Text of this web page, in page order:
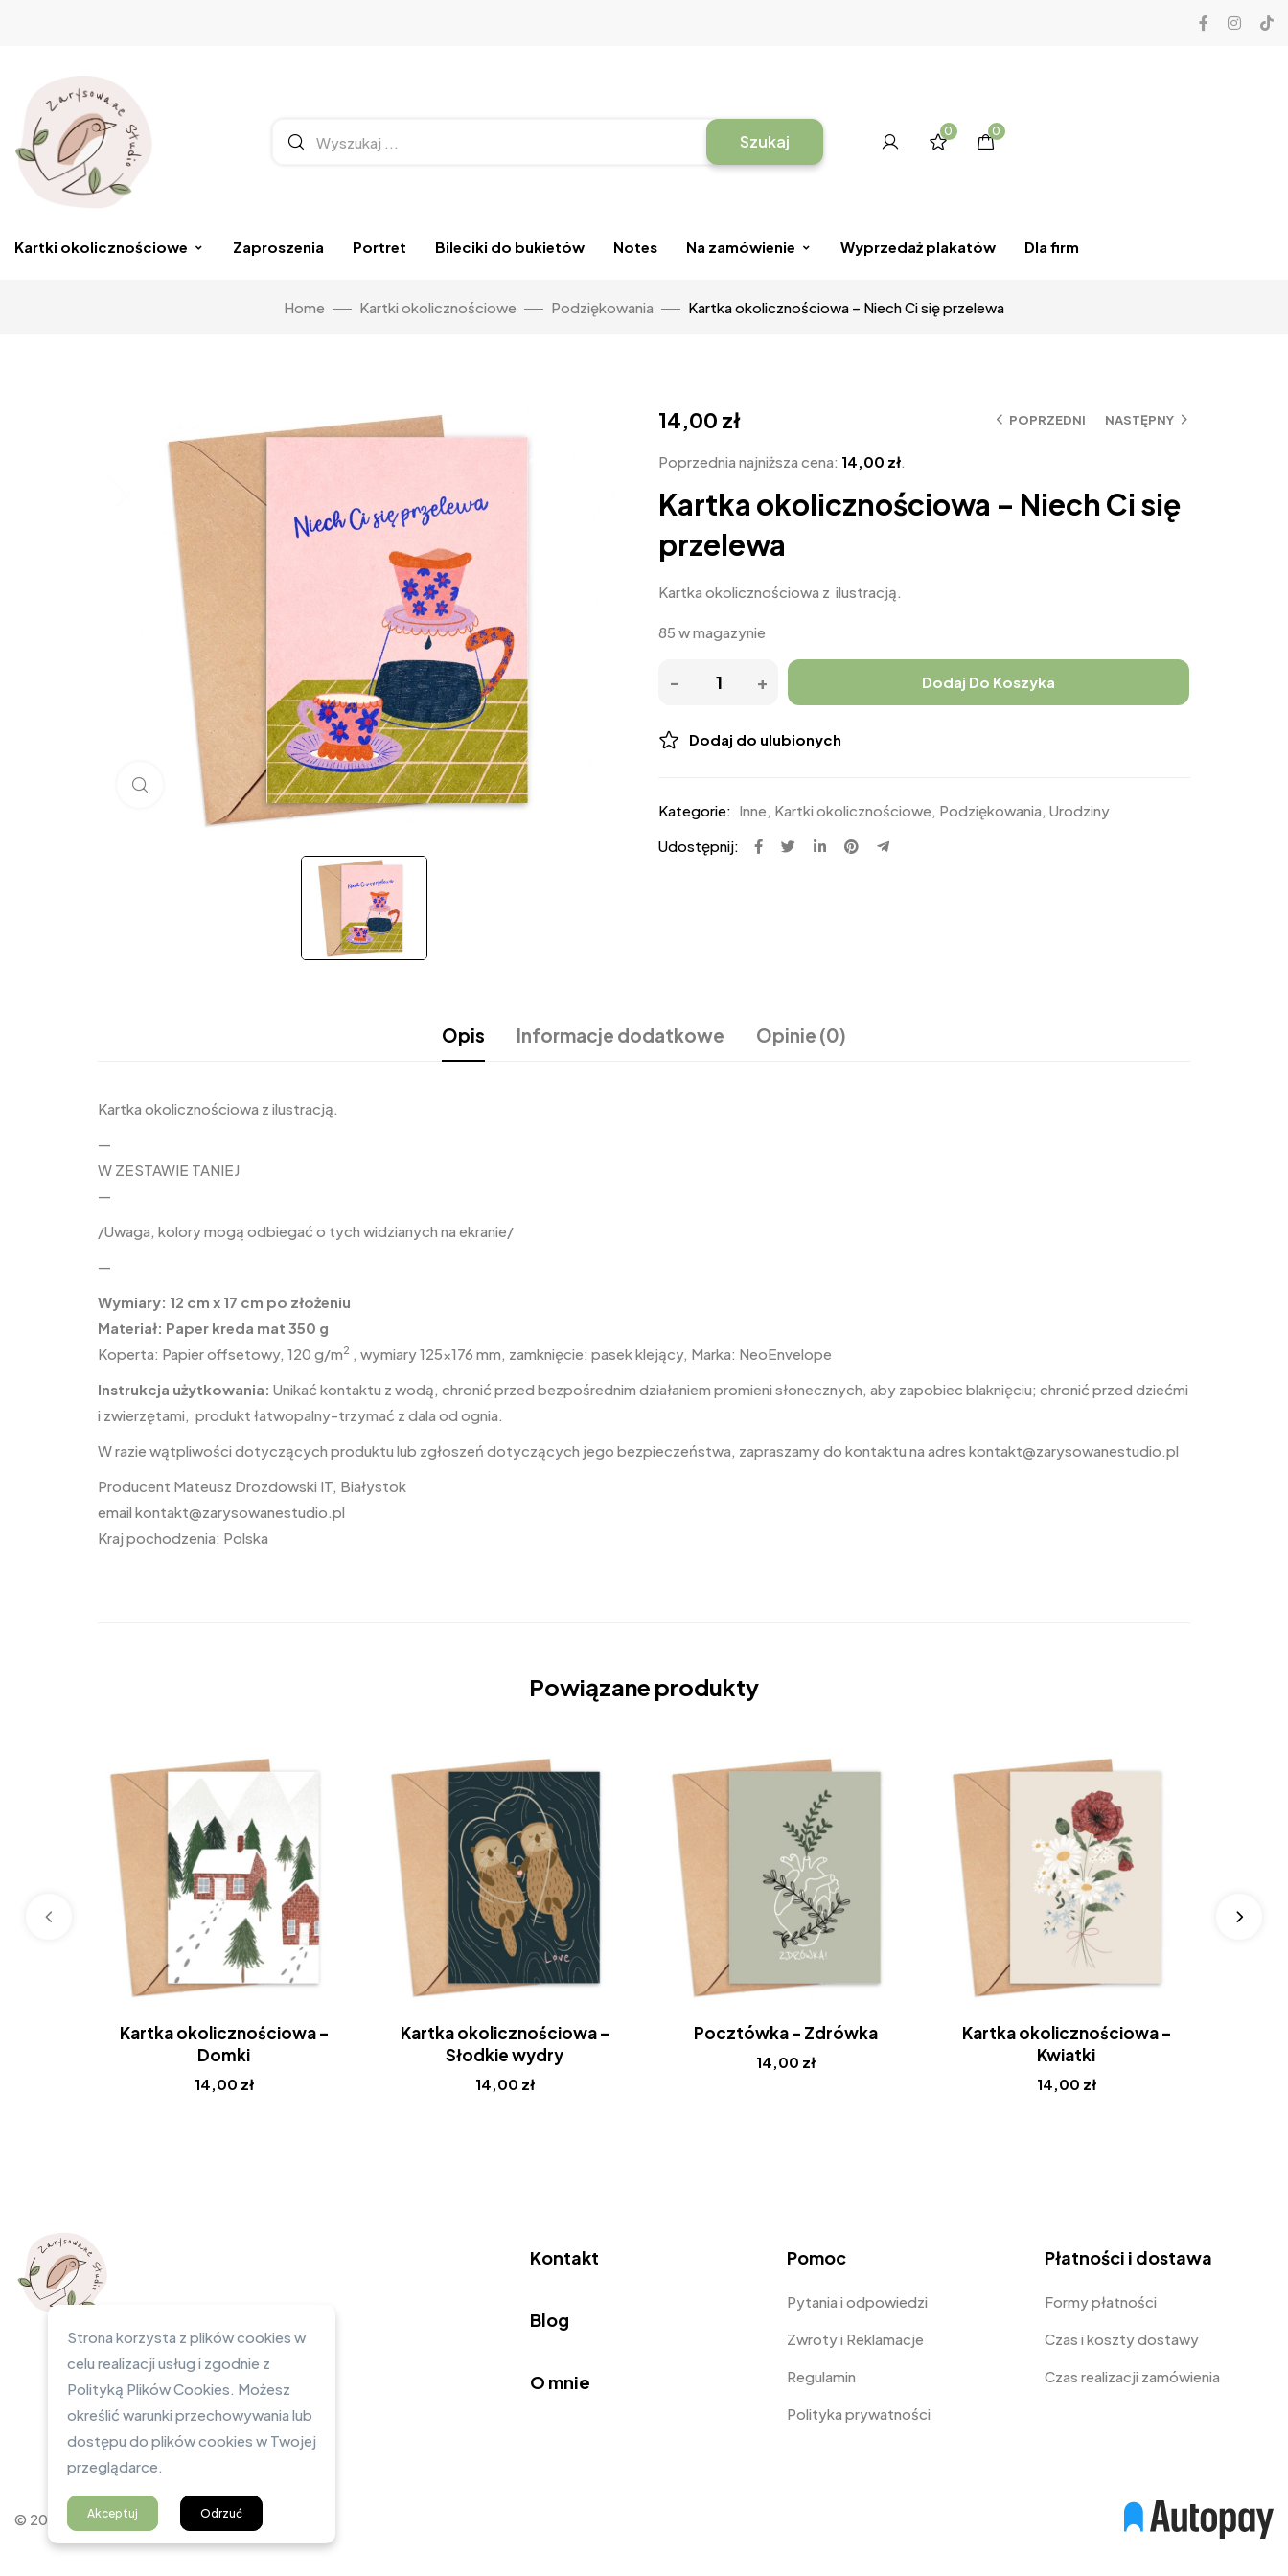
Szukaj
0 0
Kartki okolicznościowe Zaproszenia Portret Bileciki do bukietów Notes Na zamówienie Wyprzedaż plakatów Dla firm
Home Kartki okolicznościowe Podziękowania Kartka okolicznościowa – Niech Ci się przelewa
Click to enlarge
POPRZEDNI NASTĘPNY
14,00 zł
Poprzednia najniższa cena: 14,00 zł.
Kartka okolicznościowa – Niech Ci się
przelewa
Kartka okolicznościowa z ilustracją.
85 w magazynie
Dodaj Do Koszyka
Dodaj do ulubionych
Kategorie: Inne, Kartki okolicznościowe, Podziękowania, Urodziny
Udostępnij:
Opis Informacje dodatkowe Opinie (0)
Kartka okolicznościowa z ilustracją.
—
W ZESTAWIE TANIEJ
—
/Uwaga, kolory mogą odbiegać o tych widzianych na ekranie/
—
Wymiary: 12 cm x 17 cm po złożeniu
Materiał: Paper kreda mat 350 g
Koperta: Papier offsetowy, 120 g/m2
, wymiary 125×176 mm, zamknięcie: pasek klejący, Marka: NeoEnvelope
Instrukcja użytkowania: Unikać kontaktu z wodą, chronić przed bezpośrednim działaniem promieni słonecznych, aby zapobiec blaknięciu; chronić przed dziećmi
i zwierzętami, produkt łatwopalny-trzymać z dala od ognia.
W razie wątpliwości dotyczących produktu lub zgłoszeń dotyczących jego bezpieczeństwa, zapraszamy do kontaktu na adres kontakt@zarysowanestudio.pl
Producent Mateusz Drozdowski IT, Białystok
email kontakt@zarysowanestudio.pl
Kraj pochodzenia: Polska
Powiązane produkty
Kartka okolicznościowa –
Domki
14,00 zł
Kartka okolicznościowa –
Słodkie wydry
14,00 zł
Pocztówka – Zdrówka
14,00 zł
Kartka okolicznościowa –
Kwiatki
14,00 zł
Kontakt
Blog
O mnie
Pomoc
Pytania i odpowiedzi
Zwroty i Reklamacje
Regulamin
Polityka prywatności
Płatności i dostawa
Formy płatności
Czas i koszty dostawy
Czas realizacji zamówienia
© 2023 Zarysowane Studio
Strona korzysta z plików cookies w
celu realizacji usług i zgodnie z
Polityką Plików Cookies. Możesz
określić warunki przechowywania lub
dostępu do plików cookies w Twojej
przeglądarce.
Akceptuj Odrzuć